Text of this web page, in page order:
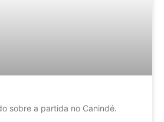
sobre a partida no Canindé.